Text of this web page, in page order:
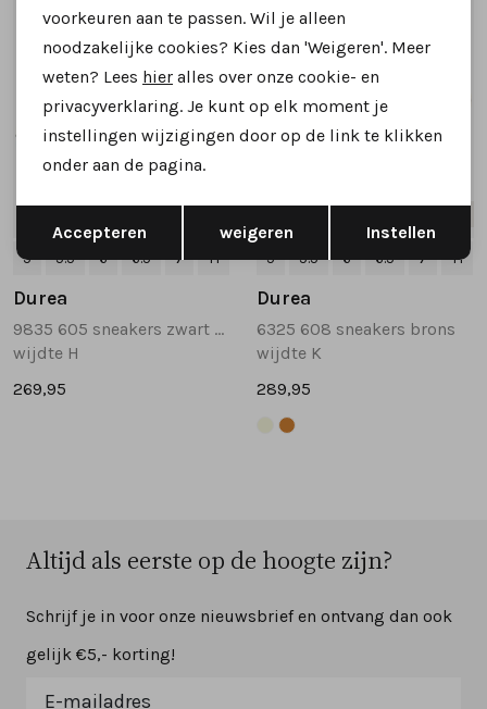
5 5.5 6 6.5 7 +1
Durea
9835 605 sneakers zwart combinatie
wijdte H
269,95
5 5.5 6 6.5 7 +1
Durea
6325 608 sneakers brons
wijdte K
289,95
Altijd als eerste op de hoogte zijn?
Schrijf je in voor onze nieuwsbrief en ontvang dan ook
gelijk €5,- korting!
Terug Opslaan
voorkeuren aan te passen. Wil je alleen
noodzakelijke cookies? Kies dan 'Weigeren'. Meer
weten? Lees hier alles over onze cookie- en
privacyverklaring. Je kunt op elk moment je
instellingen wijzigingen door op de link te klikken
onder aan de pagina.
Accepteren weigeren Instellen